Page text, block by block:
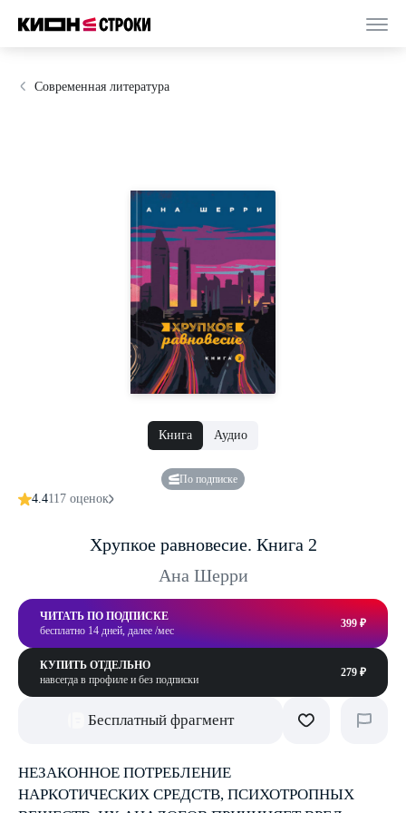
Современная литература
Книга Аудио
По подписке
4.4117 оценок
Хрупкое равновесие. Книга 2
Ана Шерри
ЧИТАТЬ ПО ПОДПИСКЕ
бесплатно 14 дней, далее /мес
399 ₽
КУПИТЬ ОТДЕЛЬНО
навсегда в профиле и без подписки
279 ₽
Бесплатный фрагмент
НЕЗАКОННОЕ ПОТРЕБЛЕНИЕ
НАРКОТИЧЕСКИХ СРЕДСТВ, ПСИХОТРОПНЫХ